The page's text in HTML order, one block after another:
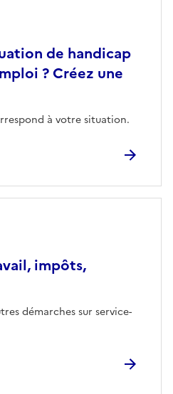
de handicap
? Créez une
à votre situation.
impôts,
démarches sur service-